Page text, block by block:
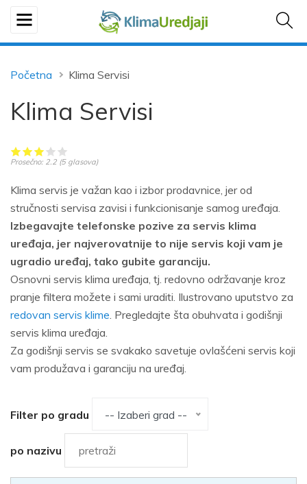
Početna Klima Servisi
Klima Servisi
Prosečno: 2.2 (5glasova)
Klima servis je važan kao i izbor prodavnice, jer od
stručnosti servisa zavisi i funkcionisanje samog uređaja.
Izbegavajte telefonske pozive za servis klima
uređaja, jer najverovatnije to nije servis koji vam je
ugradio uređaj, tako gubite garanciju.
Osnovni servis klima uređaja, tj. redovno održavanje kroz
pranje filtera možete i sami uraditi. Ilustrovano uputstvo za
redovan servis klime. Pregledajte šta obuhvata i godišnji
servis klima uređaja.
Za godišnji servis se svakako savetuje ovlašćeni servis koji
vam produžava i garanciju na uređaj.
Filter po gradu -- Izaberi grad --
po nazivu